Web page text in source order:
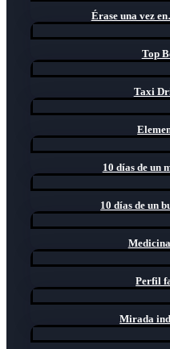
Érase una vez
Top
Taxi
10 días de un
10 días de un
Perfil
Mirada